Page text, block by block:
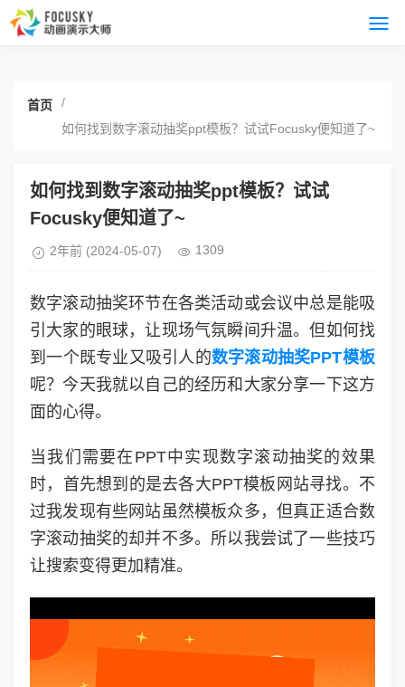
首页
/
如何找到数字滚动抽奖ppt模板？试试Focusky便知道了~
如何找到数字滚动抽奖ppt模板？试试
Focusky便知道了~
2年前 (2024-05-07) 1309
数字滚动抽奖环节在各类活动或会议中总是能吸
引大家的眼球，让现场气氛瞬间升温。但如何找
到一个既专业又吸引人的数字滚动抽奖PPT模板
呢？今天我就以自己的经历和大家分享一下这方
面的心得。
当我们需要在PPT中实现数字滚动抽奖的效果
时，首先想到的是去各大PPT模板网站寻找。不
过我发现有些网站虽然模板众多，但真正适合数
字滚动抽奖的却并不多。所以我尝试了一些技巧
让搜索变得更加精准。